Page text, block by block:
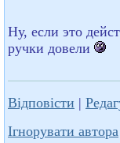
Ну, если это
ручки довели
Відповісти |
Ігнорувати автора